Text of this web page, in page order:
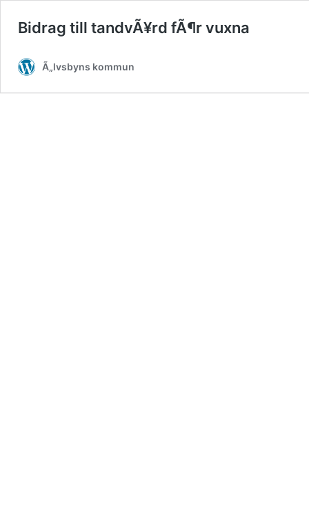
Bidrag till tandvÃ¥rd fÃ¶r vuxna
Ã„lvsbyns kommun